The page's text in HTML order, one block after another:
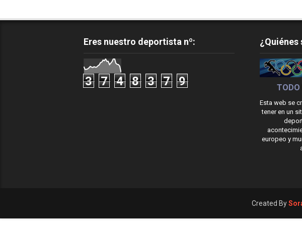
Eres nuestro deportista nº:
3 7 4 8 3 7 9
¿Quiénes
TODO
Esta web se
tener en un
europeo y
Created By